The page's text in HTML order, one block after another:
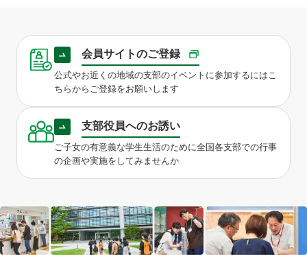
会員サイトのご登録
公式やお近くの地域の支部のイベントに参加するにはこ
ちらからご登録をお願いします
支部役員へのお誘い
ご子女の有意義な学生生活のために全国各支部での行事
の企画や実施をしてみませんか